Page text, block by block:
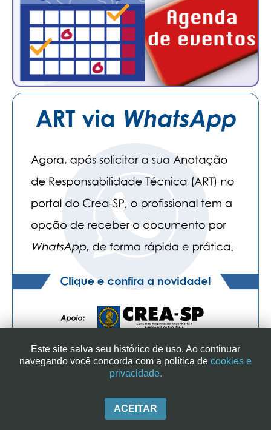
SINDICATO DOS ENGENHEIROS NO ESTADO DE SÃO PAULO
|+ 55 (11) 3113-2600
Este site salva seu histórico de uso. Ao continuar
navegando você concorda com a política de cookies e
privacidade.
ACEITAR